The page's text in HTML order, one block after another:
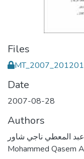
Files
Date
2007-08-28
Authors
المعطي ناجي شاور
Mohammed Qasem